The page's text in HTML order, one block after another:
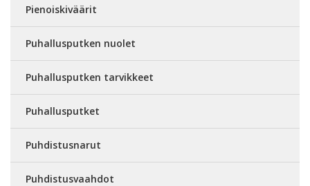
Pienoiskiväärit
Puhallusputken nuolet
Puhallusputken tarvikkeet
Puhallusputket
Puhdistusnarut
Puhdistusvaahdot